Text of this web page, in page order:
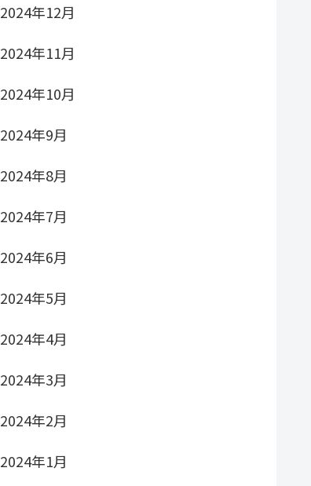
2024年12月
2024年11月
2024年10月
2024年9月
2024年8月
2024年7月
2024年6月
2024年5月
2024年4月
2024年3月
2024年2月
2024年1月